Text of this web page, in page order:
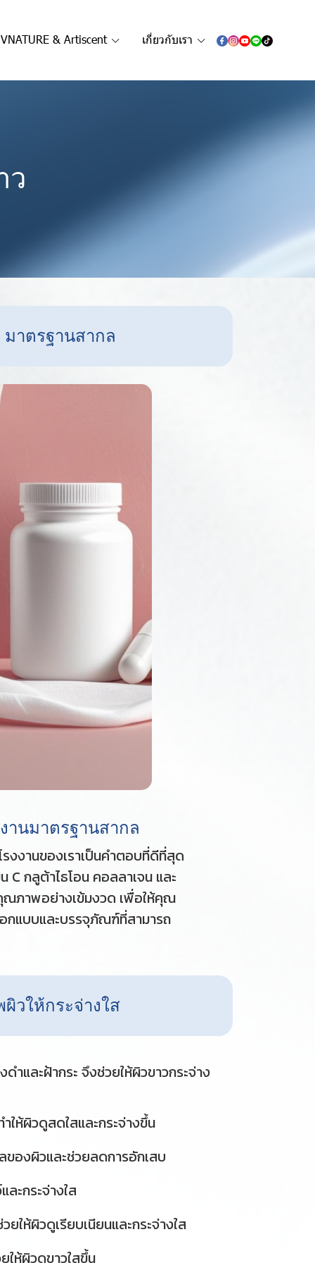
VNATURE & Artiscent เกี่ยวกับเรา
ว
มาตรฐานสากล
านมาตรฐานสากล
งงานของเราเป็นคำตอบที่ดีที่สุด
C กลูต้าไธโอน คอลลาเจน และ
ณภาพอย่างเข้มงวด เพื่อให้คุณ
แบบและบรรจุภัณฑ์ที่สามารถ
วให้กระจ่างใส
และฝ้ากระ จึงช่วยให้ผิวขาวกระจ่าง
ห้ผิวดูสดใสและกระจ่างขึ้น
ของผิวและช่วยลดการอักเสบ
ะกระจ่างใส
ให้ผิวดูเรียบเนียนและกระจ่างใส
ห้ผิวดูขาวใสขึ้น